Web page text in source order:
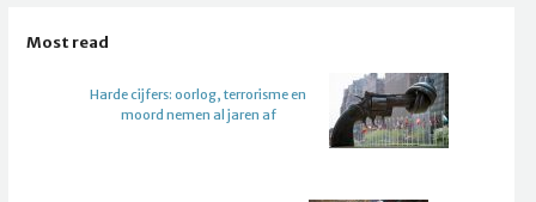
Most read
Harde cijfers: oorlog, terrorisme en
moord nemen al jaren af